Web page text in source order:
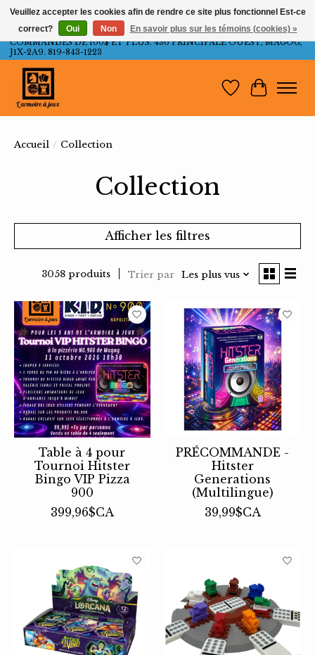
LIVRAISON GRATUITE AU QUÉBEC ET ONTARIO POUR LES
COMMANDES DE 100$ ET PLUS. 436 PRINCIPALE OUEST, MAGOG,
J1X-2A9. 819-843-1223
Liste dePanier
Accueil / Collection
Collection
Afficher les filtres
3058 produits Trier par Les plus vus
Table à 4 pour
Tournoi Hitster
Bingo VIP Pizza
900
399,96$CA
PRÉCOMMANDE -
Hitster
Generations
(Multilingue)
39,99$CA
Veuillez accepter les cookies afin de rendre ce site plus fonctionnel Est-ce
correct?
Oui Non En savoir plus sur les témoins (cookies) »